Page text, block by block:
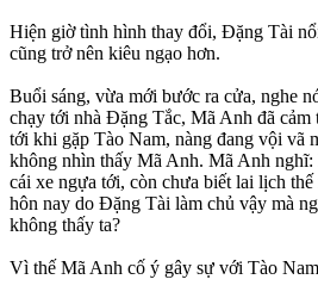
Hiện giờ tình hình thay đổi, Đặng Tài
cũng trở nên kiêu ngạo hơn.
Buổi sáng, vừa mới bước ra cửa, nghe
chạy tới nhà Đặng Tắc, Mã Anh đã
tới khi gặp Tào Nam, nàng đang vội vã
không nhìn thấy Mã Anh. Mã Anh
cái xe ngựa tới, còn chưa biết lai lịch
hôn nay do Đặng Tài làm chủ vậy mà
không thấy ta?
Vì thế Mã Anh cố ý gây sự với Tào